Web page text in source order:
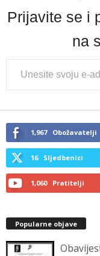
Prijavite se i
na
Type
your
email…
1,967 Obožavatelji
16 Sljedbenici
1,060 Pratitelji
Popularne objave